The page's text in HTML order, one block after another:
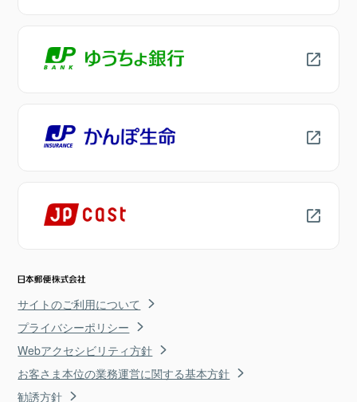
サイトのご利用について
プライバシーポリシー
Webアクセシビリティ方針
お客さま本位の業務運営に関する基本方針
勧誘方針